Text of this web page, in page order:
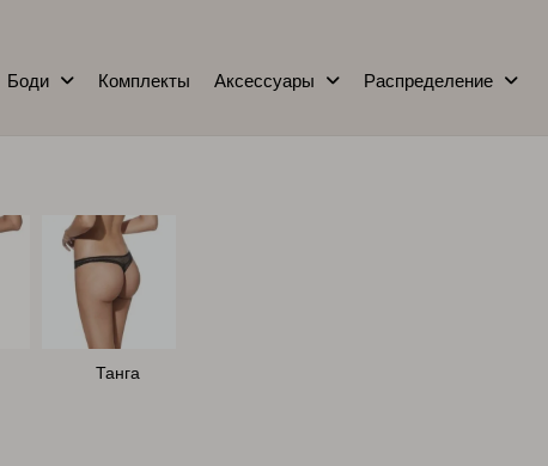
Боди Комплекты Аксессуары Распределение
Танга